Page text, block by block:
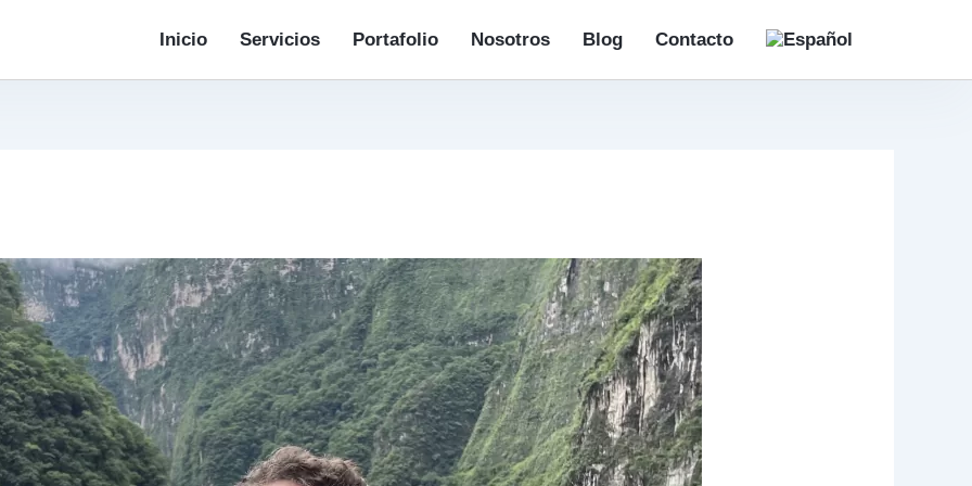
Inicio Servicios Portafolio Nosotros Blog Contacto